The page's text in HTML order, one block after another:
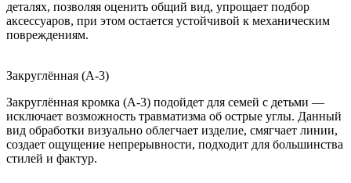
деталях, позволяя оценить общий вид, упрощает подбор
аксессуаров, при этом остается устойчивой к механическим
повреждениям.
Закруглённая (A-3)
Закруглённая кромка (A-3) подойдет для семей с детьми —
исключает возможность травматизма об острые углы. Данный
вид обработки визуально облегчает изделие, смягчает линии,
создает ощущение непрерывности, подходит для большинства
стилей и фактур.